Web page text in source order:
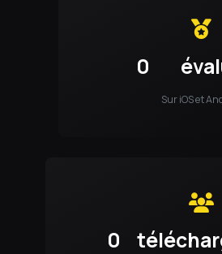
0
Sur iOS et
0